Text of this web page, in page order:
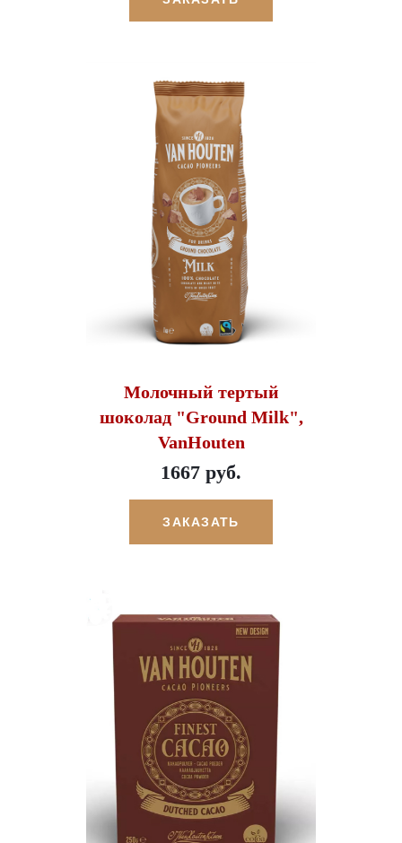
Молочный тертый
шоколад "Ground Milk",
VanHouten
1667 руб.
ЗАКАЗАТЬ